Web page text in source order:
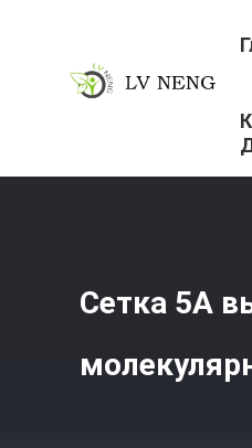
Сетка 5A